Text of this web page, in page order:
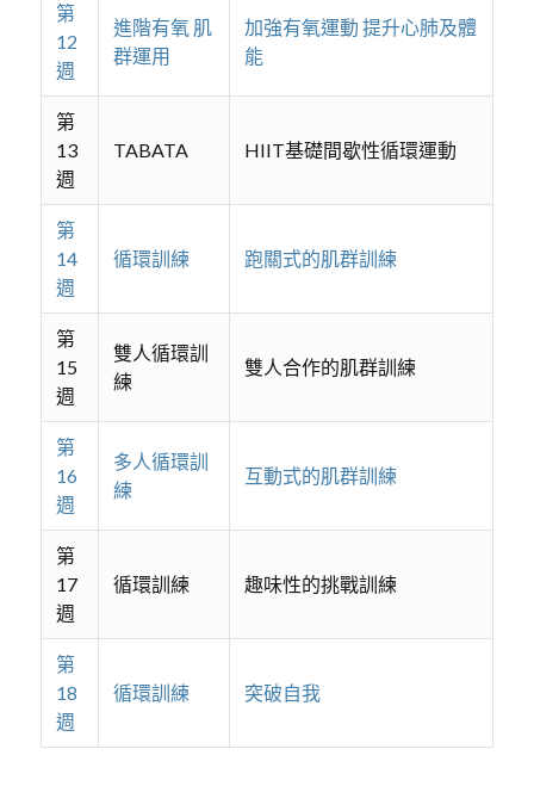
第
12
週
進階有氧 肌
群運用
加強有氧運動 提升心肺及體
能
第
13
週
TABATA HIIT基礎間歇性循環運動
第
14
週
循環訓練 跑關式的肌群訓練
第
15
週
雙人循環訓
練
雙人合作的肌群訓練
第
16
週
多人循環訓
練
互動式的肌群訓練
第
17
週
循環訓練 趣味性的挑戰訓練
第
18
週
循環訓練 突破自我